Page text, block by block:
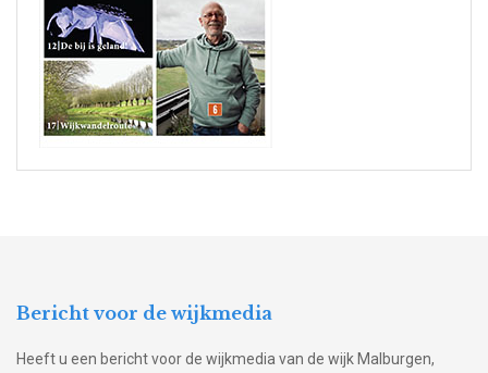
Bericht voor de wijkmedia
Heeft u een bericht voor de wijkmedia van de wijk Malburgen,